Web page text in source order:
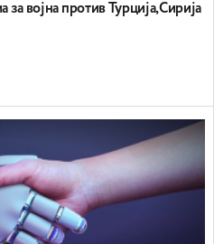
војна против Турција,Сирија